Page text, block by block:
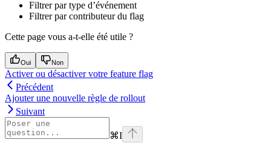
Filtrer par type d’événement
Filtrer par contributeur du flag
Cette page vous a-t-elle été utile ?
Oui Non
Activer ou désactiver votre feature flag
Précédent
Ajouter une nouvelle règle de rollout
Suivant
⌘I